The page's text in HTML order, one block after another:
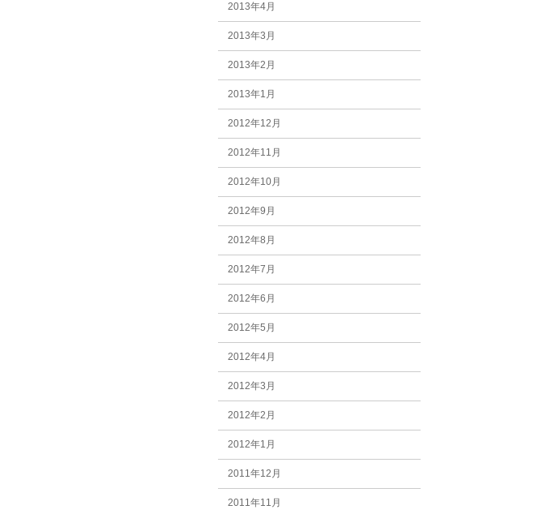
2013年4月
2013年3月
2013年2月
2013年1月
2012年12月
2012年11月
2012年10月
2012年9月
2012年8月
2012年7月
2012年6月
2012年5月
2012年4月
2012年3月
2012年2月
2012年1月
2011年12月
2011年11月